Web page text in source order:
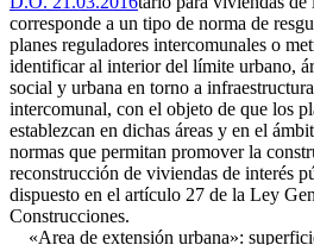
corresponde a un tipo de norma de
planes reguladores intercomunales o
identificar al interior del límite urbano,
social y urbana en torno a
intercomunal, con el objeto de que los
establezcan en dichas áreas y en el
normas que permitan promover la
reconstrucción de viviendas de interés
dispuesto en el artículo 27 de la Ley
Construcciones.
«Area de extensión urbana»: